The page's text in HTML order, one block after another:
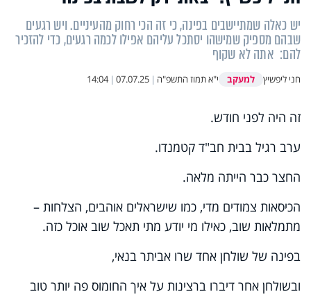
יש כאלה שמתיישבים בפינה, כי זה הכי רחוק מהעיניים. ויש רגעים
שבהם מספיק שמישהו יסתכל עליהם אפילו לכמה רגעים, כדי להזכיר
להם: אתה לא שקוף
חני ליפשיץ למעקב י"א תמוז התשפ"ה |
07.07.25
|
14:04
זה היה לפני חודש.
ערב רגיל בבית חב"ד קטמנדו.
החצר כבר הייתה מלאה.
הכיסאות צמודים מדי, כמו שישראלים אוהבים, הצלחות –
מתמלאות שוב, כאילו מי יודע מתי תאכל שוב אוכל כזה.
בפינה של שולחן אחד שרו אביתר בנאי,
ובשולחן אחר דיברו ברצינות על איך החומוס פה יותר טוב